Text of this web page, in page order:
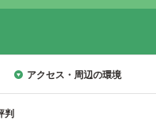
アクセス・周辺の環境
判